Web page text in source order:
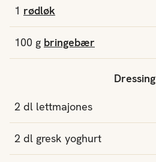
1 rødløk
100 g bringebær
Dressing
2 dl lettmajones
2 dl gresk yoghurt